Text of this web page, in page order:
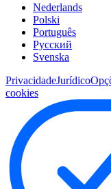
Nederlands
Polski
Português
Pусский
Svenska
PrivacidadeJurídico
cookies